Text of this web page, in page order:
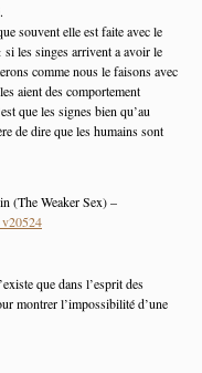
souvent elle est faite avec le
si les singes arrivent a avoir le
comme nous le faisons avec
aient des comportement
que les signes bien qu’au
de dire que les humains sont
(The Weaker Sex) –
que dans l’esprit des
montrer l’impossibilité d’une